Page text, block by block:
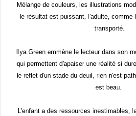
Mélange de couleurs, les illustrations
le résultat est puissant, l'adulte, comme
transporté.
Ilya Green emmène le lecteur dans son
qui permettent d'apaiser une réalité si
le reflet d'un stade du deuil, rien n'est
est beau.
L'enfant a des ressources inestimables,